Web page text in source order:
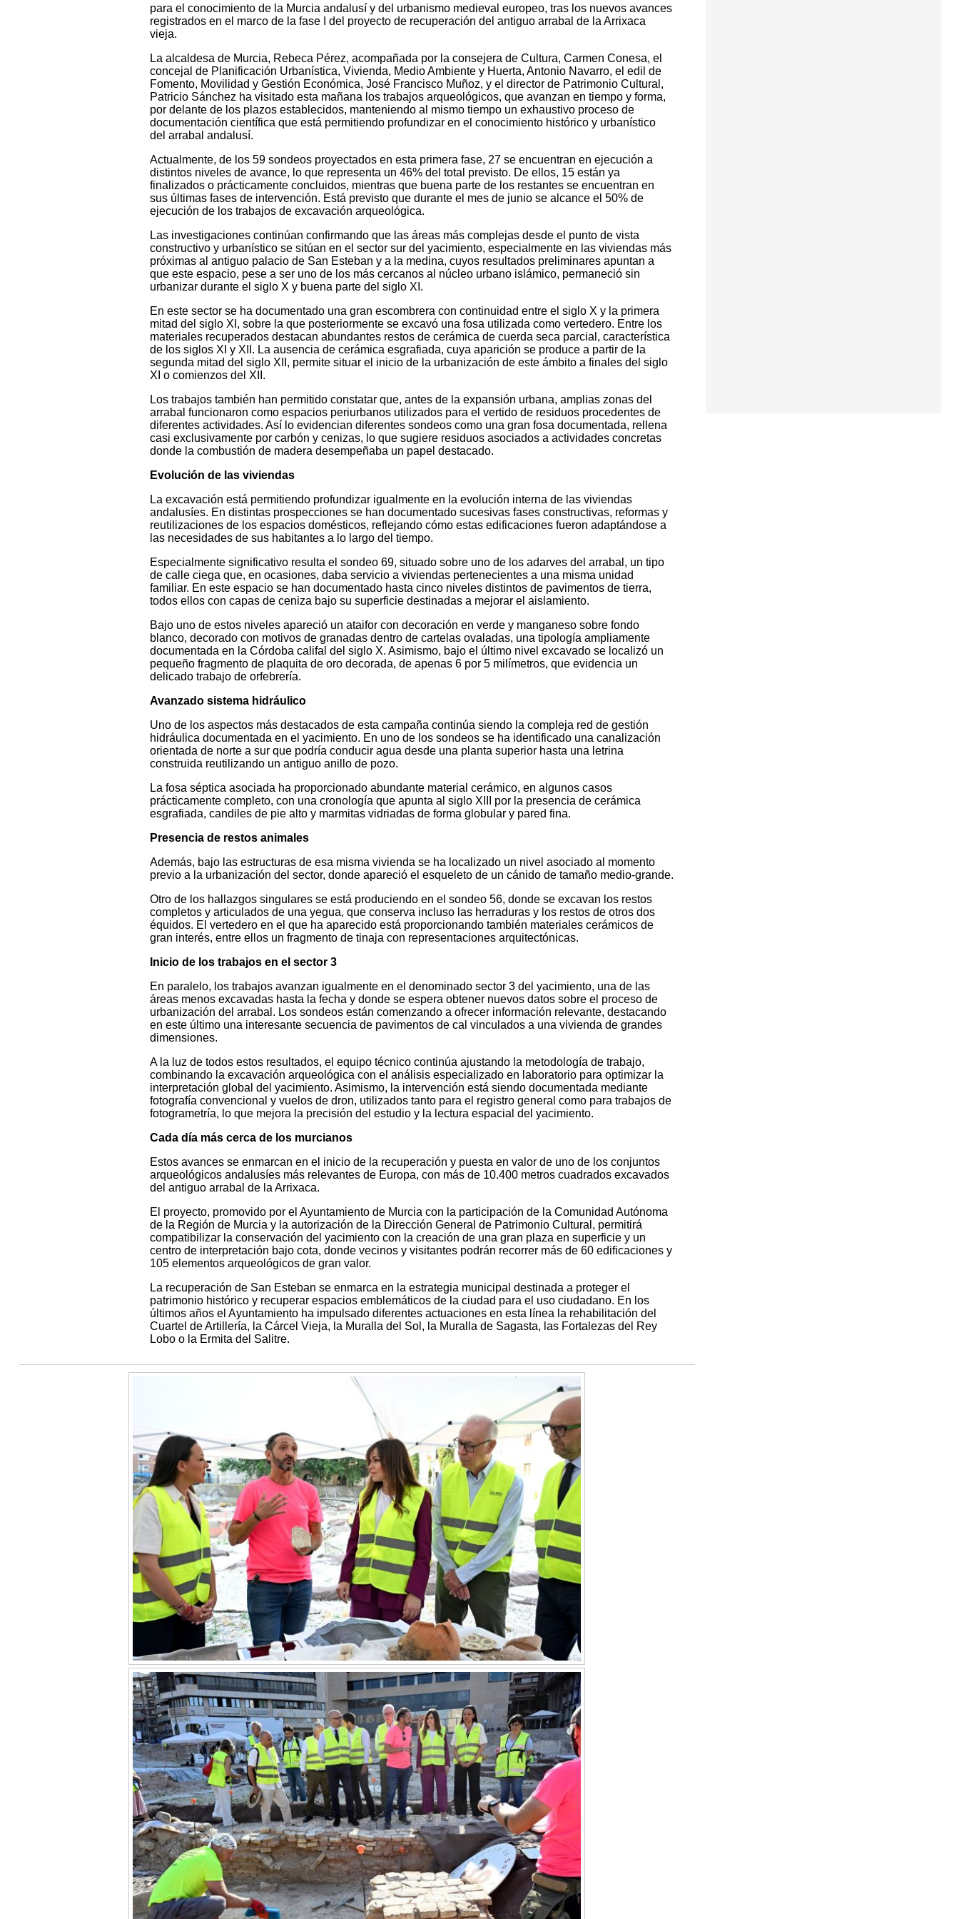
para el conocimiento de la Murcia andalusí y del urbanismo medieval europeo, tras los nuevos avances
registrados en el marco de la fase I del proyecto de recuperación del antiguo arrabal de la Arrixaca
vieja.
La alcaldesa de Murcia, Rebeca Pérez, acompañada por la consejera de Cultura, Carmen Conesa, el
concejal de Planificación Urbanística, Vivienda, Medio Ambiente y Huerta, Antonio Navarro, el edil de
Fomento, Movilidad y Gestión Económica, José Francisco Muñoz, y el director de Patrimonio Cultural,
Patricio Sánchez ha visitado esta mañana los trabajos arqueológicos, que avanzan en tiempo y forma,
por delante de los plazos establecidos, manteniendo al mismo tiempo un exhaustivo proceso de
documentación científica que está permitiendo profundizar en el conocimiento histórico y urbanístico
del arrabal andalusí.
Actualmente, de los 59 sondeos proyectados en esta primera fase, 27 se encuentran en ejecución a
distintos niveles de avance, lo que representa un 46% del total previsto. De ellos, 15 están ya
finalizados o prácticamente concluidos, mientras que buena parte de los restantes se encuentran en
sus últimas fases de intervención. Está previsto que durante el mes de junio se alcance el 50% de
ejecución de los trabajos de excavación arqueológica.
Las investigaciones continúan confirmando que las áreas más complejas desde el punto de vista
constructivo y urbanístico se sitúan en el sector sur del yacimiento, especialmente en las viviendas más
próximas al antiguo palacio de San Esteban y a la medina, cuyos resultados preliminares apuntan a
que este espacio, pese a ser uno de los más cercanos al núcleo urbano islámico, permaneció sin
urbanizar durante el siglo X y buena parte del siglo XI.
En este sector se ha documentado una gran escombrera con continuidad entre el siglo X y la primera
mitad del siglo XI, sobre la que posteriormente se excavó una fosa utilizada como vertedero. Entre los
materiales recuperados destacan abundantes restos de cerámica de cuerda seca parcial, característica
de los siglos XI y XII. La ausencia de cerámica esgrafiada, cuya aparición se produce a partir de la
segunda mitad del siglo XII, permite situar el inicio de la urbanización de este ámbito a finales del siglo
XI o comienzos del XII.
Los trabajos también han permitido constatar que, antes de la expansión urbana, amplias zonas del
arrabal funcionaron como espacios periurbanos utilizados para el vertido de residuos procedentes de
diferentes actividades. Así lo evidencian diferentes sondeos como una gran fosa documentada, rellena
casi exclusivamente por carbón y cenizas, lo que sugiere residuos asociados a actividades concretas
donde la combustión de madera desempeñaba un papel destacado.
Evolución de las viviendas
La excavación está permitiendo profundizar igualmente en la evolución interna de las viviendas
andalusíes. En distintas prospecciones se han documentado sucesivas fases constructivas, reformas y
reutilizaciones de los espacios domésticos, reflejando cómo estas edificaciones fueron adaptándose a
las necesidades de sus habitantes a lo largo del tiempo.
Especialmente significativo resulta el sondeo 69, situado sobre uno de los adarves del arrabal, un tipo
de calle ciega que, en ocasiones, daba servicio a viviendas pertenecientes a una misma unidad
familiar. En este espacio se han documentado hasta cinco niveles distintos de pavimentos de tierra,
todos ellos con capas de ceniza bajo su superficie destinadas a mejorar el aislamiento.
Bajo uno de estos niveles apareció un ataifor con decoración en verde y manganeso sobre fondo
blanco, decorado con motivos de granadas dentro de cartelas ovaladas, una tipología ampliamente
documentada en la Córdoba califal del siglo X. Asimismo, bajo el último nivel excavado se localizó un
pequeño fragmento de plaquita de oro decorada, de apenas 6 por 5 milímetros, que evidencia un
delicado trabajo de orfebrería.
Avanzado sistema hidráulico
Uno de los aspectos más destacados de esta campaña continúa siendo la compleja red de gestión
hidráulica documentada en el yacimiento. En uno de los sondeos se ha identificado una canalización
orientada de norte a sur que podría conducir agua desde una planta superior hasta una letrina
construida reutilizando un antiguo anillo de pozo.
La fosa séptica asociada ha proporcionado abundante material cerámico, en algunos casos
prácticamente completo, con una cronología que apunta al siglo XIII por la presencia de cerámica
esgrafiada, candiles de pie alto y marmitas vidriadas de forma globular y pared fina.
Presencia de restos animales
Además, bajo las estructuras de esa misma vivienda se ha localizado un nivel asociado al momento
previo a la urbanización del sector, donde apareció el esqueleto de un cánido de tamaño medio-grande.
Otro de los hallazgos singulares se está produciendo en el sondeo 56, donde se excavan los restos
completos y articulados de una yegua, que conserva incluso las herraduras y los restos de otros dos
équidos. El vertedero en el que ha aparecido está proporcionando también materiales cerámicos de
gran interés, entre ellos un fragmento de tinaja con representaciones arquitectónicas.
Inicio de los trabajos en el sector 3
En paralelo, los trabajos avanzan igualmente en el denominado sector 3 del yacimiento, una de las
áreas menos excavadas hasta la fecha y donde se espera obtener nuevos datos sobre el proceso de
urbanización del arrabal. Los sondeos están comenzando a ofrecer información relevante, destacando
en este último una interesante secuencia de pavimentos de cal vinculados a una vivienda de grandes
dimensiones.
A la luz de todos estos resultados, el equipo técnico continúa ajustando la metodología de trabajo,
combinando la excavación arqueológica con el análisis especializado en laboratorio para optimizar la
interpretación global del yacimiento. Asimismo, la intervención está siendo documentada mediante
fotografía convencional y vuelos de dron, utilizados tanto para el registro general como para trabajos de
fotogrametría, lo que mejora la precisión del estudio y la lectura espacial del yacimiento.
Cada día más cerca de los murcianos
Estos avances se enmarcan en el inicio de la recuperación y puesta en valor de uno de los conjuntos
arqueológicos andalusíes más relevantes de Europa, con más de 10.400 metros cuadrados excavados
del antiguo arrabal de la Arrixaca.
El proyecto, promovido por el Ayuntamiento de Murcia con la participación de la Comunidad Autónoma
de la Región de Murcia y la autorización de la Dirección General de Patrimonio Cultural, permitirá
compatibilizar la conservación del yacimiento con la creación de una gran plaza en superficie y un
centro de interpretación bajo cota, donde vecinos y visitantes podrán recorrer más de 60 edificaciones y
105 elementos arqueológicos de gran valor.
La recuperación de San Esteban se enmarca en la estrategia municipal destinada a proteger el
patrimonio histórico y recuperar espacios emblemáticos de la ciudad para el uso ciudadano. En los
últimos años el Ayuntamiento ha impulsado diferentes actuaciones en esta línea la rehabilitación del
Cuartel de Artillería, la Cárcel Vieja, la Muralla del Sol, la Muralla de Sagasta, las Fortalezas del Rey
Lobo o la Ermita del Salitre.